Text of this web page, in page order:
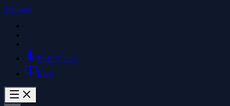
Z-Image
料金プラン
Blog